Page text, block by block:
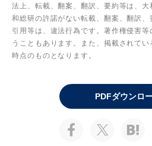
法上、転載、翻案、翻訳、要約等は、
和総研の許諾がない転載、翻案、翻訳
引用等は、違法行為です。著作権侵害
うこともあります。また、掲載されて
時点のものとなります。
PDFダウンロ